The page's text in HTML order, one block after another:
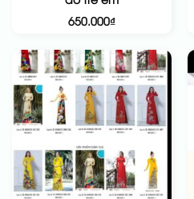
650.000₫